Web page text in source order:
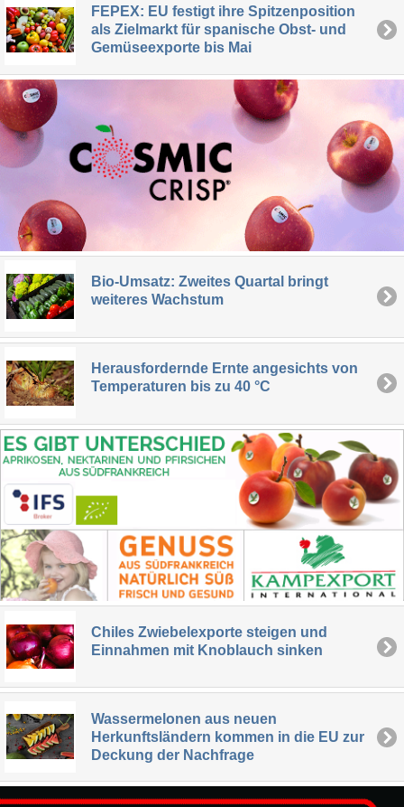
FEPEX: EU festigt ihre Spitzenposition
als Zielmarkt für spanische Obst- und
Gemüseexporte bis Mai
Bio-Umsatz: Zweites Quartal bringt
weiteres Wachstum
Herausfordernde Ernte angesichts von
Temperaturen bis zu 40 °C
Chiles Zwiebelexporte steigen und
Einnahmen mit Knoblauch sinken
Wassermelonen aus neuen
Herkunftsländern kommen in die EU zur
Deckung der Nachfrage